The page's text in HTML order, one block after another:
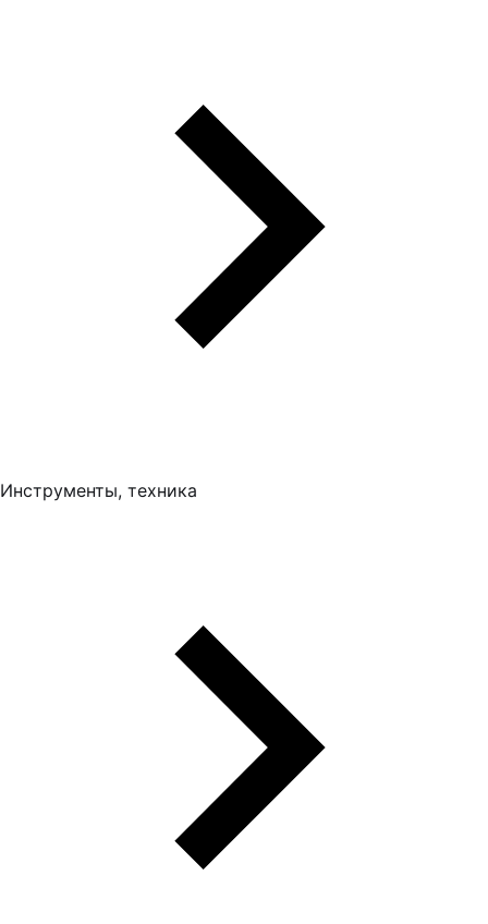
Инструменты, техника